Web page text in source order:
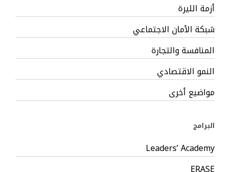
أزمة الليرة
شبكة الأمان الاجتماعي
المنافسة والتجارة
النمو الاقتصادي
مواضيع أخرى
البرامج
Leaders’ Academy